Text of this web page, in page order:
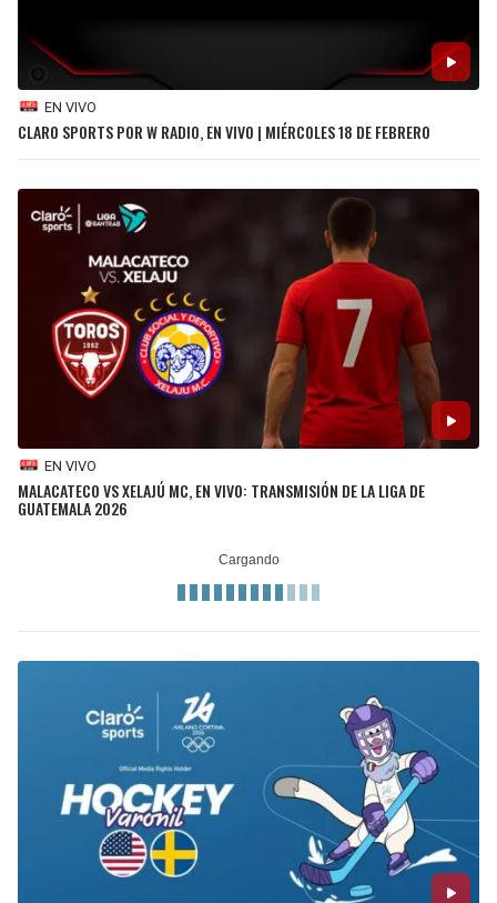
EN VIVO
CLARO SPORTS POR W RADIO, EN VIVO | MIÉRCOLES 18 DE FEBRERO
EN VIVO
MALACATECO VS XELAJÚ MC, EN VIVO: TRANSMISIÓN DE LA LIGA DE
GUATEMALA 2026